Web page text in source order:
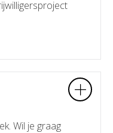
Wil je graag